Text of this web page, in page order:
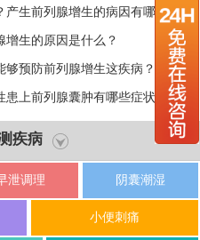
产生前列腺增生的病因有哪些？
增生的原因是什么？
预防前列腺增生这疾病？
上前列腺囊肿有哪些症状？
疾病
泄调理 阴囊潮湿
小便刺痛